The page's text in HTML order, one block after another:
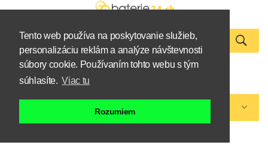
Tento web používa na poskytovanie služieb,
personalizáciu reklám a analýze návštevnosti
súbory cookie. Používaním tohto webu s tým
súhlasíte. Viac tu
Rozumiem
Košík Zákazník
Kategórie eshopu